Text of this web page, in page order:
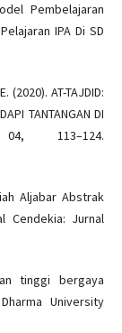
Pembelajaran
IPA Di SD
AT-TAJDID:
TANTANGAN DI
113–124.
Aljabar Abstrak
Cendekia: Jurnal
tinggi bergaya
University